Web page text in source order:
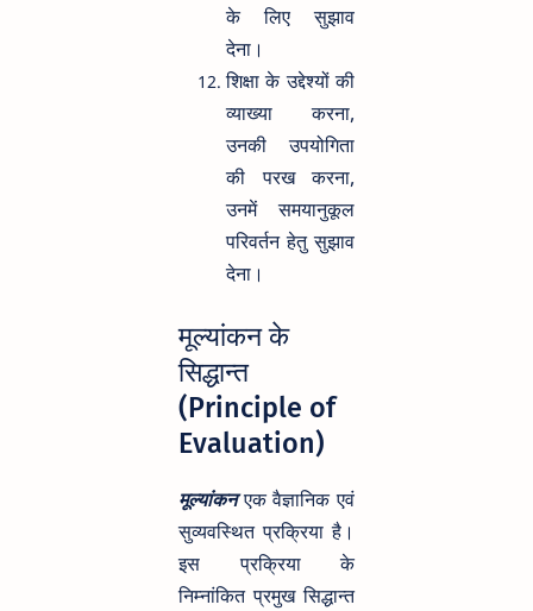
के लिए सुझाव
देना।
शिक्षा के उद्देश्यों की
व्याख्या करना,
उनकी उपयोगिता
की परख करना,
उनमें समयानुकूल
परिवर्तन हेतु सुझाव
देना।
मूल्यांकन के
सिद्धान्त
(Principle of
Evaluation)
मूल्यांकनएक वैज्ञानिक एवं
सुव्यवस्थित प्रक्रिया है।
इस प्रक्रिया के
निम्नांकित प्रमुख सिद्धान्त